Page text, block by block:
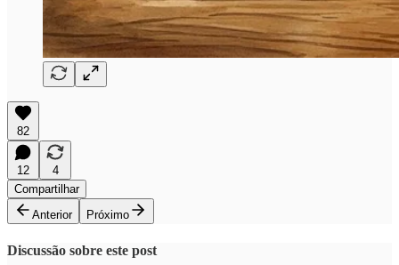
82
12
4
Compartilhar
Anterior
Próximo
Discussão sobre este post